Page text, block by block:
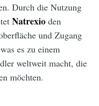
Durch die Nutzung
Natrexio den
und Zugang
es zu einem
weltweit macht, die
möchten.